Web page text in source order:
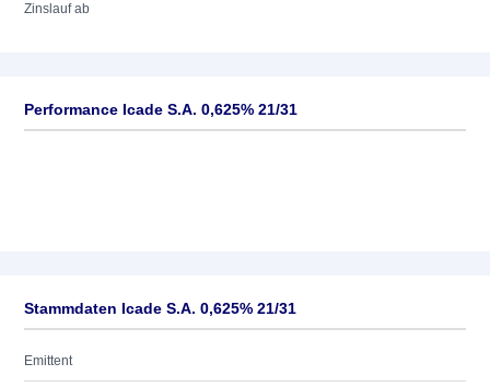
Zinslauf ab
Performance Icade S.A. 0,625% 21/31
Stammdaten Icade S.A. 0,625% 21/31
Emittent